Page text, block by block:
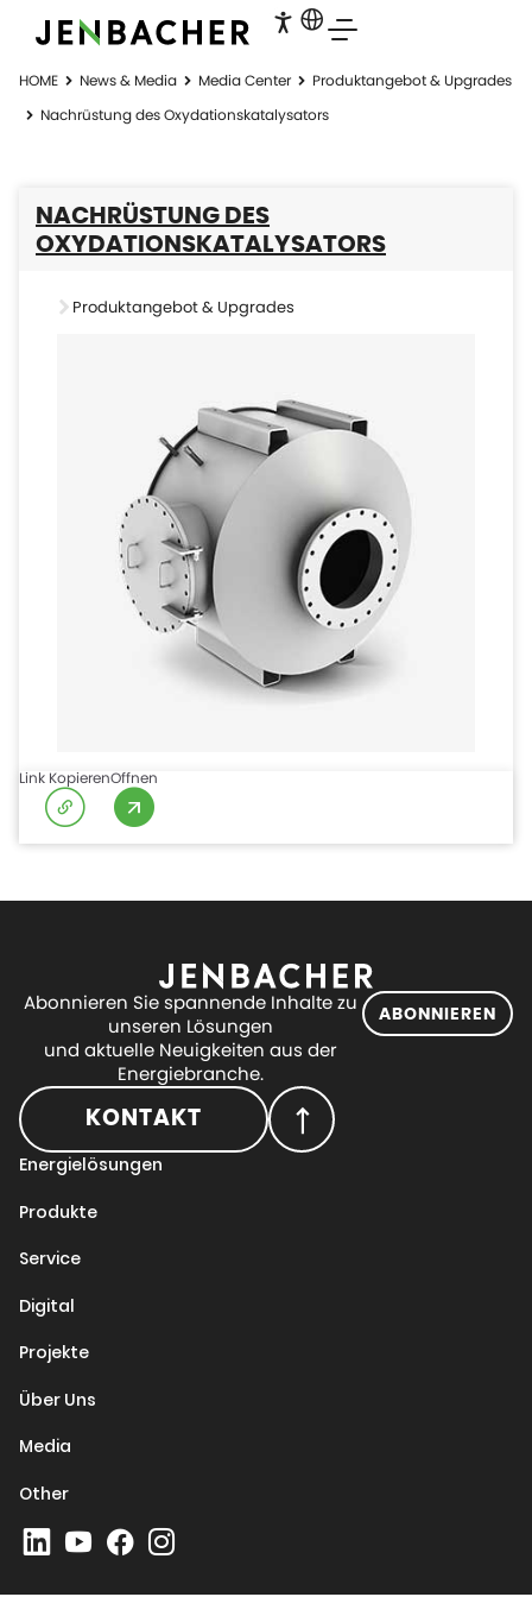
HOME News & Media Media Center
Produktangebot & Upgrades
Nachrüstung des Oxydationskatalysators
NACHRÜSTUNG DES
OXYDATIONSKATALYSATORS
Produktangebot & Upgrades
Link KopierenOffnen
Abonnieren Sie spannende Inhalte zu
unseren Lösungen
und aktuelle Neuigkeiten aus der
Energiebranche.
ABONNIEREN
KONTAKT
Energielösungen
Produkte
Service
Digital
Projekte
Über Uns
Media
Other